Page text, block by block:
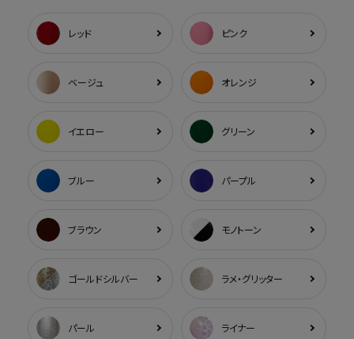
レッド ピンク
ベージュ オレンジ
イエロー グリーン
ブルー パープル
ブラウン モノトーン
ゴールドシルバー ラメ・グリッター
パール ライナー